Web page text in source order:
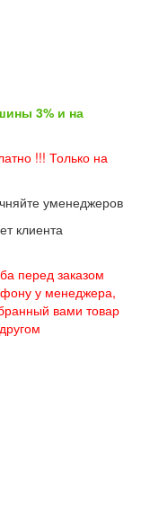
3% и на
!!! Только на
уменеджеров
клиента
перед заказом
у менеджера,
вами товар